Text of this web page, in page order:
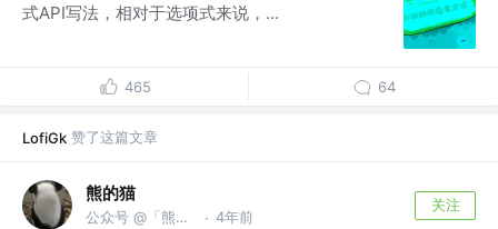
式API写法，相对于选项式来说，...
465 64
LofiGk 赞了这篇文章
熊的猫
公众号 @「熊的猫」 · 4年前
关注